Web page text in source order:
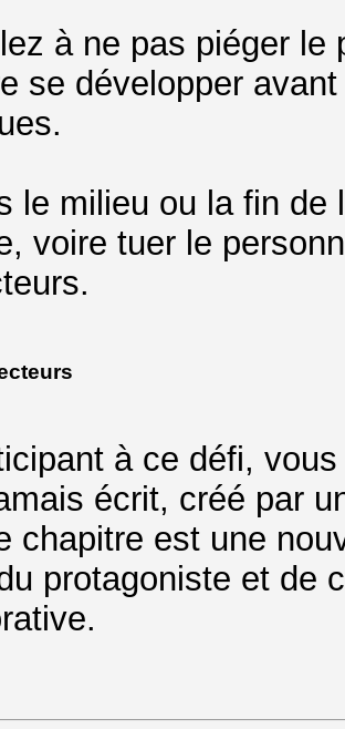
à ne pas piéger le
se développer
le milieu ou la fin de
voire tuer le
à ce défi,
écrit, créé par
chapitre est une
protagoniste et de